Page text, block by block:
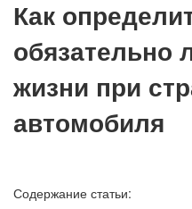
Как
обязательно
жизни при
автомобиля
Содержание статьи: